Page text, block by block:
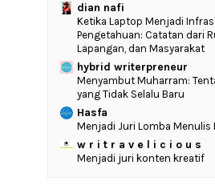
dian nafi
Ketika Laptop Menjadi
Pengetahuan: Catatan dari
Lapangan, dan Masyarakat
hybrid writerpreneur
Menyambut Muharram:
yang Tidak Selalu Baru
Hasfa
Menjadi Juri Lomba Menulis
w r i t r a v e l i c i o u s
Menjadi juri konten kreatif